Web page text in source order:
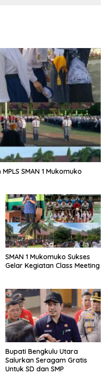
SMAN 1 Mukomuko
SMAN 1 Mukomuko Sukses
Gelar Kegiatan Class Meeting
Bupati Bengkulu Utara
Salurkan Seragam Gratis
Untuk SD dan SMP